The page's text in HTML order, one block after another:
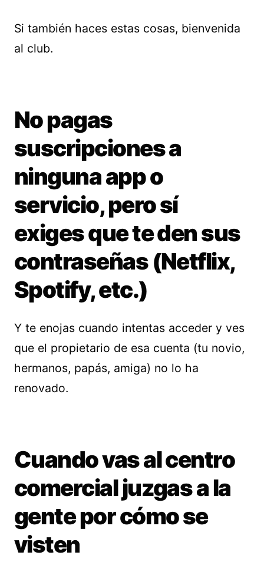
Si también haces estas cosas, bienvenida
al club.
No pagas
suscripciones a
ninguna app o
servicio, pero sí
exiges que te den sus
contraseñas (Netflix,
Spotify, etc.)
Y te enojas cuando intentas acceder y ves
que el propietario de esa cuenta (tu novio,
hermanos, papás, amiga) no lo ha
renovado.
Cuando vas al centro
comercial juzgas a la
gente por cómo se
visten